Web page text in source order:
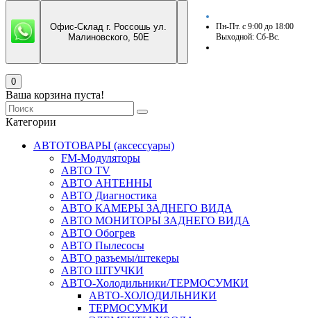
Офис-Склад г. Россошь ул.
Малиновского, 50Е
Пн-Пт. с 9:00 до 18:00
Выходной: Сб-Вс.
0
Ваша корзина пуста!
Категории
АВТОТОВАРЫ (аксессуары)
FM-Модуляторы
АВТО TV
АВТО АНТЕННЫ
АВТО Диагностика
АВТО КАМЕРЫ ЗАДНЕГО ВИДА
АВТО МОНИТОРЫ ЗАДНЕГО ВИДА
АВТО Обогрев
АВТО Пылесосы
АВТО разъемы/штекеры
АВТО ШТУЧКИ
АВТО-Холодильники/ТЕРМОСУМКИ
АВТО-ХОЛОДИЛЬНИКИ
ТЕРМОСУМКИ